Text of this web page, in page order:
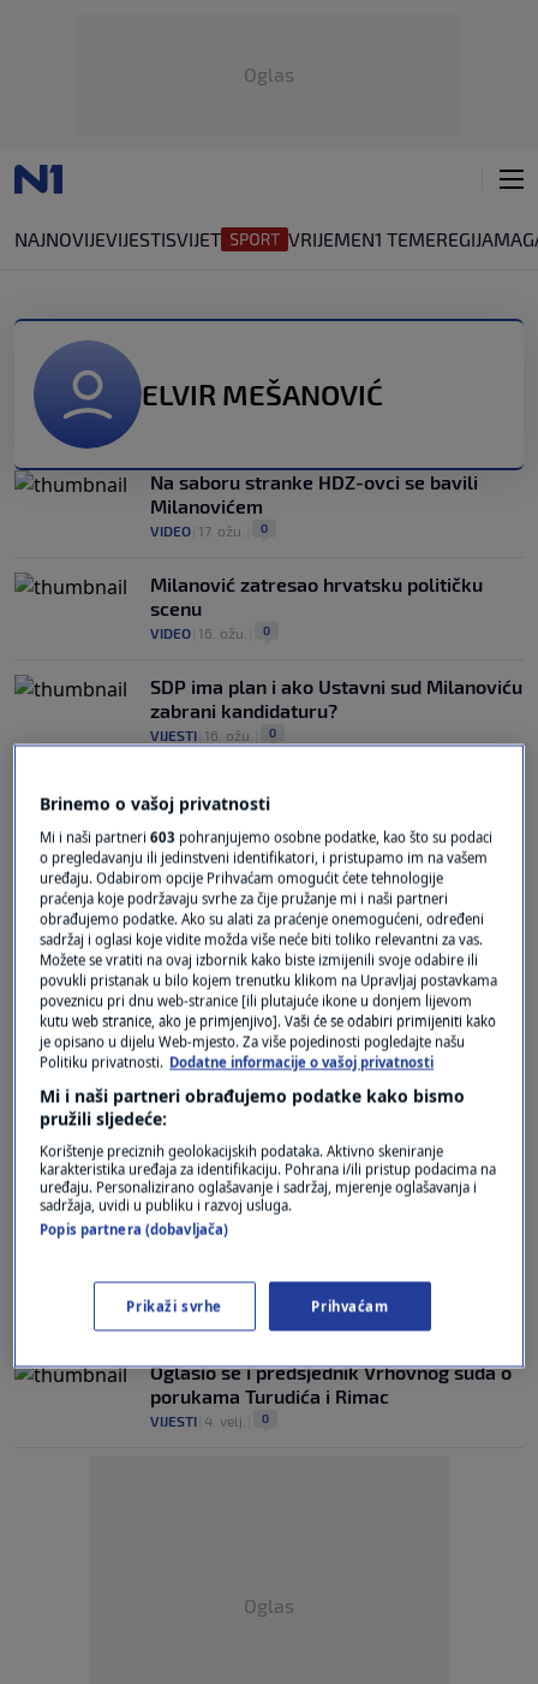
Oglas
NAJNOVIJEVIJESTISVIJET VRIJEMEN1 TEMEREGIJA
ELVIR MEŠANOVIĆ
Na saboru stranke HDZ-ovci se bavili
Milanovićem
VIDEO 17. ožu. 0
Milanović zatresao hrvatsku političku
scenu
VIDEO 16. ožu. 0
SDP ima plan i ako Ustavni sud Milanoviću
zabrani kandidaturu?
VIJESTI 16. ožu. 0
Oglas
Ljevica se ne može dogovoriti tko s kim
neće, a ruke zadovoljno trlja - HDZ
Hrvatska uz Ukrajinu
N1 INFO | 24. velj.| 0
Oporba jasna - Turudić mora otići
Oglasio se i predsjednik Vrhovnog suda o
porukama Turudića i Rimac
VIJESTI 4. velj. 0
Oglas
Brinemo o vašoj privatnosti
Mi i naši partneri603 pohranjujemo osobne podatke, kao što su podaci
o pregledavanju ili jedinstveni identifikatori, i pristupamo im na vašem
uređaju. Odabirom opcije Prihvaćam omogućit ćete tehnologije
praćenja koje podržavaju svrhe za čije pružanje mi i naši partneri
obrađujemo podatke. Ako su alati za praćenje onemogućeni, određeni
sadržaj i oglasi koje vidite možda više neće biti toliko relevantni za vas.
Možete se vratiti na ovaj izbornik kako biste izmijenili svoje odabire ili
povukli pristanak u bilo kojem trenutku klikom na Upravljaj postavkama
poveznicu pri dnu web-stranice [ili plutajuće ikone u donjem lijevom
kutu web stranice, ako je primjenjivo]. Vaši će se odabiri primijeniti kako
je opisano u dijelu Web-mjesto. Za više pojedinosti pogledajte našu
Politiku privatnosti. Dodatne informacije o vašoj privatnosti
Mi i naši partneri obrađujemo podatke kako bismo
pružili sljedeće:
Korištenje preciznih geolokacijskih podataka. Aktivno skeniranje
karakteristika uređaja za identifikaciju. Pohrana i/ili pristup podacima na
uređaju. Personalizirano oglašavanje i sadržaj, mjerenje oglašavanja i
sadržaja, uvidi u publiku i razvoj usluga.
Popis partnera (dobavljača)
Prikaži svrhe Prihvaćam